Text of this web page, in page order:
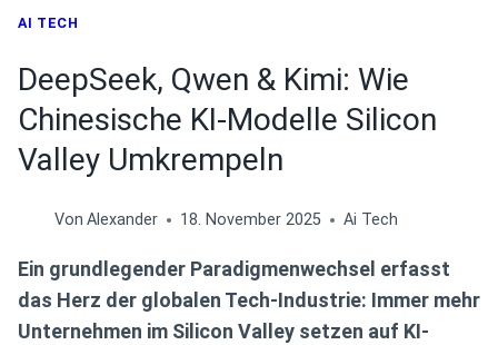
AI TECH
DeepSeek, Qwen & Kimi: Wie
Chinesische KI-Modelle Silicon
Valley Umkrempeln
Von Alexander 18. November 2025 Ai Tech
Ein grundlegender Paradigmenwechsel erfasst
das Herz der globalen Tech-Industrie: Immer mehr
Unternehmen im Silicon Valley setzen auf KI-